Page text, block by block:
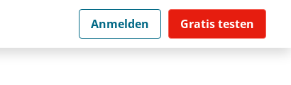
Anmelden Gratis testen